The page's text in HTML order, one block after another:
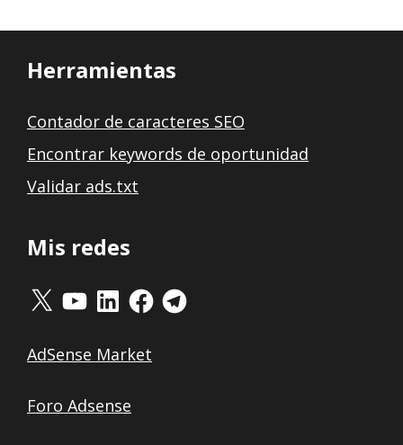
Herramientas
Contador de caracteres SEO
Encontrar keywords de oportunidad
Validar ads.txt
Mis redes
X YouTubeLinkedInFacebookTelegram
AdSense Market
Foro Adsense